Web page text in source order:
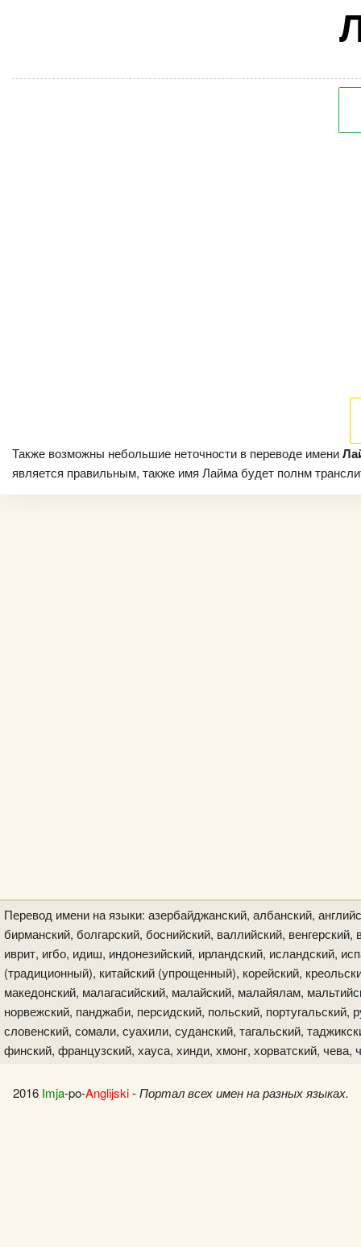
Также возможны небольшие неточности в переводе имени
является правильным, также имя Лайма будет полнм
Перевод имени на языки: азербайджанский, албанский,
бирманский, болгарский, боснийский, валлийский, венгерский,
иврит, игбо, идиш, индонезийский, ирландский, исландский,
(традиционный), китайский (упрощенный), корейский,
македонский, малагасийский, малайский, малайялам,
норвежский, панджаби, персидский, польский, португальский,
словенский, сомали, суахили, суданский, тагальский,
финский, французский, хауса, хинди, хмонг, хорватский,
2016 Imja-po-Anglijski-Портал всех имен на разных языках.